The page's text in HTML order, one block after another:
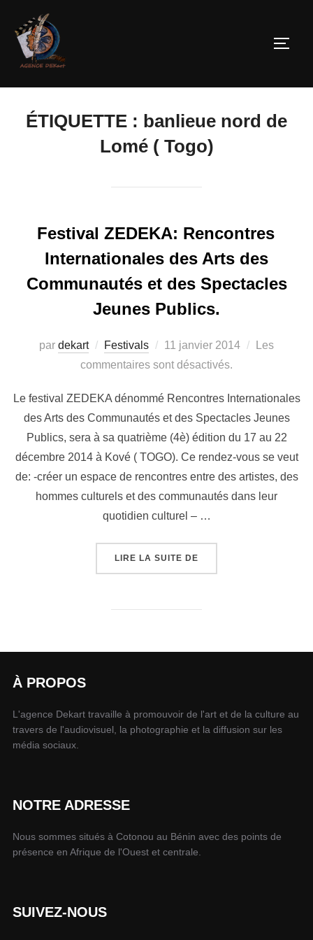
ÉTIQUETTE : banlieue nord de
Lomé ( Togo)
Festival ZEDEKA: Rencontres
Internationales des Arts des
Communautés et des Spectacles
Jeunes Publics.
par dekart Festivals 11 janvier 2014
Les
commentaires sont désactivés.
Le festival ZEDEKA dénommé Rencontres Internationales
des Arts des Communautés et des Spectacles Jeunes
Publics, sera à sa quatrième (4è) édition du 17 au 22
décembre 2014 à Kové ( TOGO). Ce rendez-vous se veut
de: -créer un espace de rencontres entre des artistes, des
hommes culturels et des communautés dans leur
quotidien culturel – …
LIRE LA SUITE DE
À PROPOS
L'agence Dekart travaille à promouvoir de l'art et de la culture au
travers de l'audiovisuel, la photographie et la diffusion sur les
média sociaux.
NOTRE ADRESSE
Nous sommes situés à Cotonou au Bénin avec des points de
présence en Afrique de l'Ouest et centrale.
SUIVEZ-NOUS